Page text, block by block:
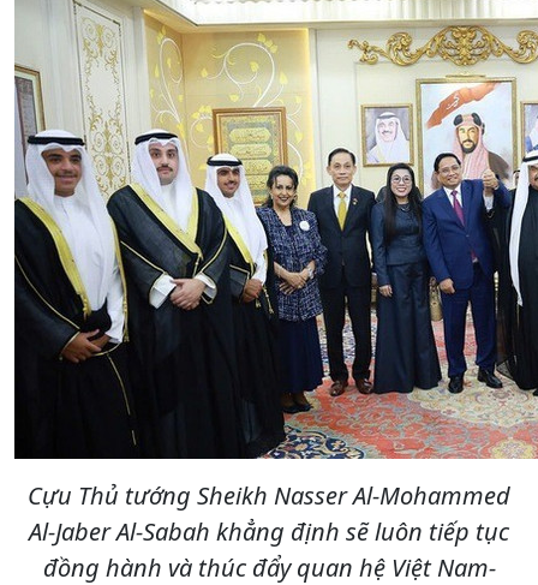
Cựu Thủ tướng Sheikh Nasser Al-Mohammed
Al-Jaber Al-Sabah khẳng định sẽ luôn tiếp tục
đồng hành và thúc đẩy quan hệ Việt Nam-